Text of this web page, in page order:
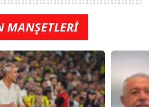
MANŞETLERİ